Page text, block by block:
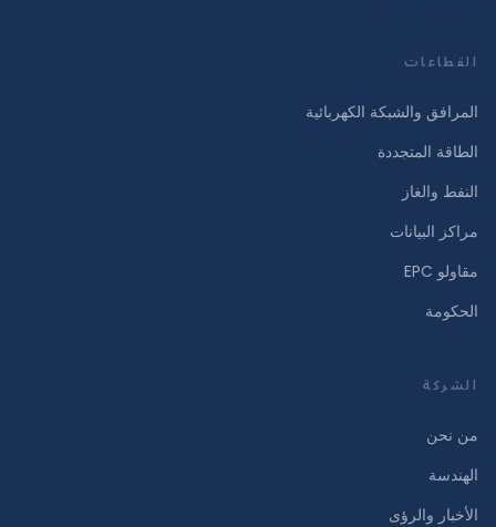
القطاعات
المرافق والشبكة الكهربائية
الطاقة المتجددة
النفط والغاز
مراكز البيانات
مقاولو EPC
الحكومة
الشركة
من نحن
الهندسة
الأخبار والرؤى